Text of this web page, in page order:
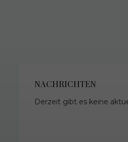
NACHRICHTEN
Derzeit gibt es keine